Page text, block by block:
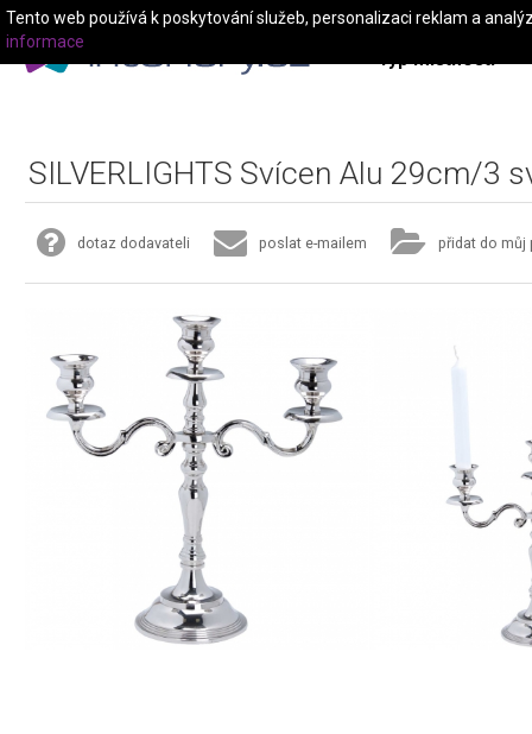
Typ místnosti
SILVERLIGHTS Svícen Alu 29cm/3
dotaz dodavateli poslat e-mailem přidat do můj
Tento web používá k poskytování služeb, personalizaci reklam a
informace